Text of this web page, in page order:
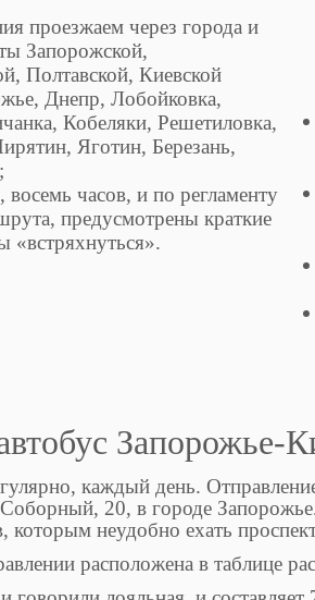
проезжаем через города и
Запорожской,
Полтавской, Киевской
Днепр, Лобойковка,
Кобеляки, Решетиловка,
Яготин, Березань,
восемь часов, и по регламенту
предусмотрены краткие
«встряхнуться».
Запорожье-
каждый день.
Соборный, 20, в городе
которым неудобно ехать
расположена в таблице